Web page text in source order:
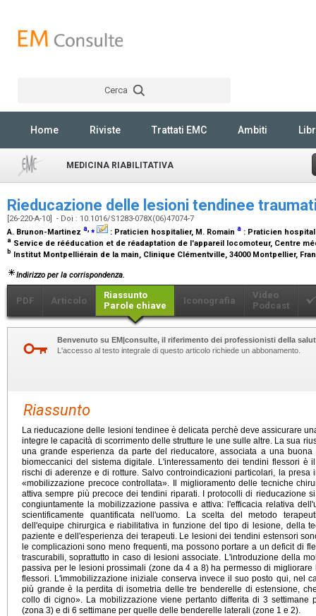
Cerca
Home Riviste Trattati EMC Ambiti
MEDICINA RIABILITATIVA
Rieducazione delle lesioni tendinee
[26-220-A-10] - Doi : 10.1016/S1283-078X(06)47074-7
A. Brunon-Martinez a,⁎ : Praticien hospitalier, M. Romain a : Praticien
a Service de rééducation et de réadaptation de l'appareil locomoteur, Centre
b Institut Montpelliérain de la main, Clinique Clémentville, 34000 Montpellier,
Indirizzo per la corrispondenza.
PDF Articolo
Riassunto
Parole chiave
Iconografia
Video
Podcast
Benvenuto su EM|consulte, il riferimento dei professionisti della
L'accesso al testo integrale di questo articolo richiede un abbonamento.
Riassunto
La rieducazione delle lesioni tendinee è delicata perchè deve assicurare
integre le capacità di scorrimento delle strutture le une sulle altre. La sua
una grande esperienza da parte del rieducatore, associata a una
biomeccanici del sistema digitale. L'interessamento dei tendini flessori è
rischi di aderenze e di rotture. Salvo controindicazioni particolari, la
«mobilizzazione precoce controllata». Il miglioramento delle tecniche
attiva sempre più precoce dei tendini riparati. I protocolli di rieducazione
congiuntamente la mobilizzazione passiva e attiva: l'efficacia relativa
scientificamente quantificata nell'uomo. La scelta del metodo
dell'equipe chirurgica e riabilitativa in funzione del tipo di lesione, della
paziente e dell'esperienza dei terapeuti. Le lesioni dei tendini estensori
le complicazioni sono meno frequenti, ma possono portare a un deficit di
trascurabili, soprattutto in caso di lesioni associate. L'introduzione della
passiva per le lesioni prossimali (zone da 4 a 8) ha permesso di
flessori. L'immobilizzazione iniziale conserva invece il suo posto qui, nel
più grande è la perdita di isometria delle tre benderelle di estensione,
collo di cigno». La mobilizzazione viene pertanto differita di 3
(zona 3) e di 6 settimane per quelle delle benderelle laterali (zone 1 e 2).